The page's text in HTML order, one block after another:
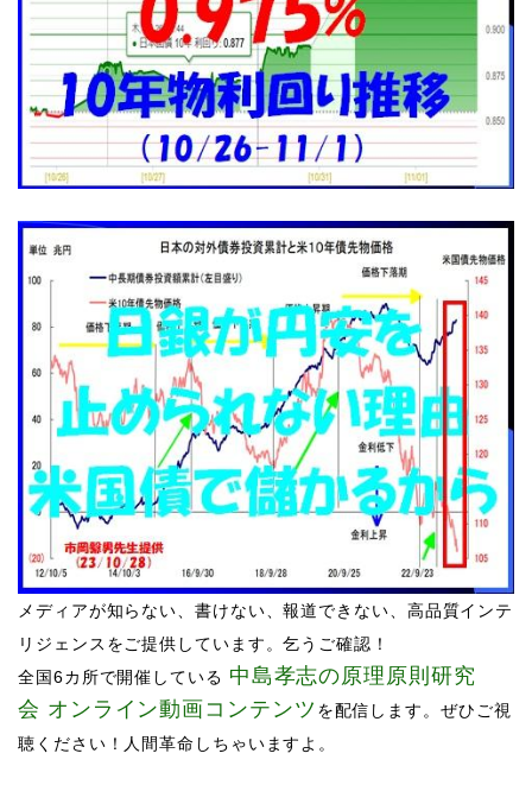
メディアが知らない、書けない、報道できない、高品質インテ
リジェンスをご提供しています。乞うご確認！​
全国6カ所で開催している 中島孝志の原理原則研究
会 オン ライ ン動画コンテンツ を配信します。 ぜひご視
聴ください！人間革命しちゃいますよ。